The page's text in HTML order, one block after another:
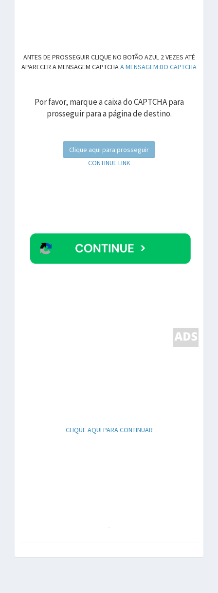
ANTES DE PROSSEGUIR CLIQUE NO BOTÃO AZUL 2 VEZES ATÉ
APARECER A MENSAGEM CAPTCHAA MENSAGEM DO CAPTCHA
Por favor, marque a caixa do CAPTCHA para
prosseguir para a página de destino.
Clique aqui para prosseguir
CONTINUE LINK
CLIQUE AQUI PARA CONTINUAR
-